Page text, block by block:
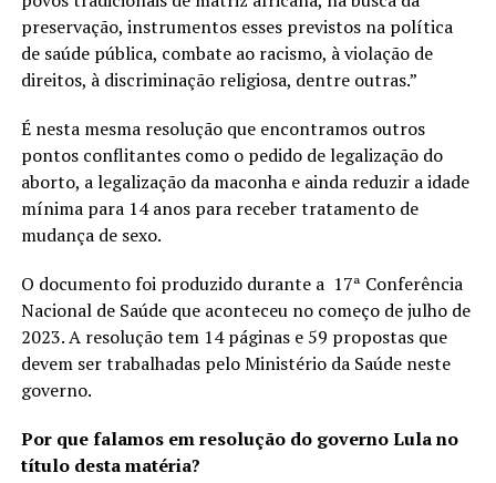
preservação, instrumentos esses previstos na política
de saúde pública, combate ao racismo, à violação de
direitos, à discriminação religiosa, dentre outras.”
É nesta mesma resolução que encontramos outros
pontos conflitantes como o pedido de legalização do
aborto, a legalização da maconha e ainda reduzir a idade
mínima para 14 anos para receber tratamento de
mudança de sexo.
O documento foi produzido durante a 17ª Conferência
Nacional de Saúde que aconteceu no começo de julho de
2023. A resolução tem 14 páginas e 59 propostas que
devem ser trabalhadas pelo Ministério da Saúde neste
governo.
Por que falamos em resolução do governo Lula no
título desta matéria?